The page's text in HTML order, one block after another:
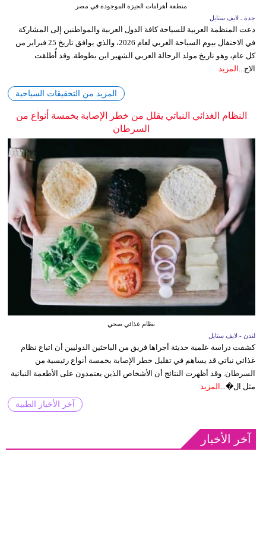
منطقة أهرامات الجيزة الموجودة في مصر
جدة ـ لايف ستايل
دعت المنظمة العربية للسياحة كافة الدول العربية والمواطنين إلى المشاركة
في الاحتفال بيوم السياحة العربي لعام 2026، والذي يوافق تاريخ 25 فبراير من
كل عام، وهو تاريخ مولد الرحالة العربي الشهير ابن بطوطة. وقد أُطلقت
الاح... المزيد
المزيد من التحقيقات السياحية
النظام الغذائي النباتي يقلل من خطر الإصابة بخمسة أنواع من
السرطان
نظام غذائي صحي
لندن - لايف ستايل
كشفت دراسة علمية حديثة أجراها فريق من الباحثين الدوليين أن اتباع نظام
غذائي نباتي قد يساهم في تقليل خطر الإصابة بخمسة أنواع رئيسية من
السرطان. وقد أظهرت النتائج أن الأشخاص الذين يعتمدون على الأطعمة النباتية
مثل ال�...
المزيد
آخر الأخبار الطبية
آخر الأخبار